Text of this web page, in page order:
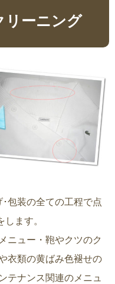
リーニング
包装の全ての工程で点
ます。
ニュー・鞄やクツのク
衣類の黄ばみ色褪せの
テナンス関連のメニュ